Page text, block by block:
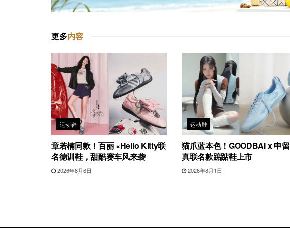
更多内容
运动鞋
章若楠同款！百丽 ×Hello Kitty联
名德训鞋，甜酷赛车风来袭
2026年8月6日
运动鞋
猫爪蓝本色！GOODBAI x 申留
真联名款踮踮鞋上市
2026年8月1日